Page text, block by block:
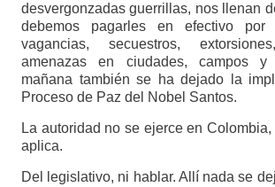
desvergonzadas guerrillas, nos llenan
debemos pagarles en efectivo por
vagancias, secuestros,
amenazas en ciudades, campos y
mañana también se ha dejado la
Proceso de Paz del Nobel Santos.
La autoridad no se ejerce en
aplica.
Del legislativo, ni hablar. Allí nada se